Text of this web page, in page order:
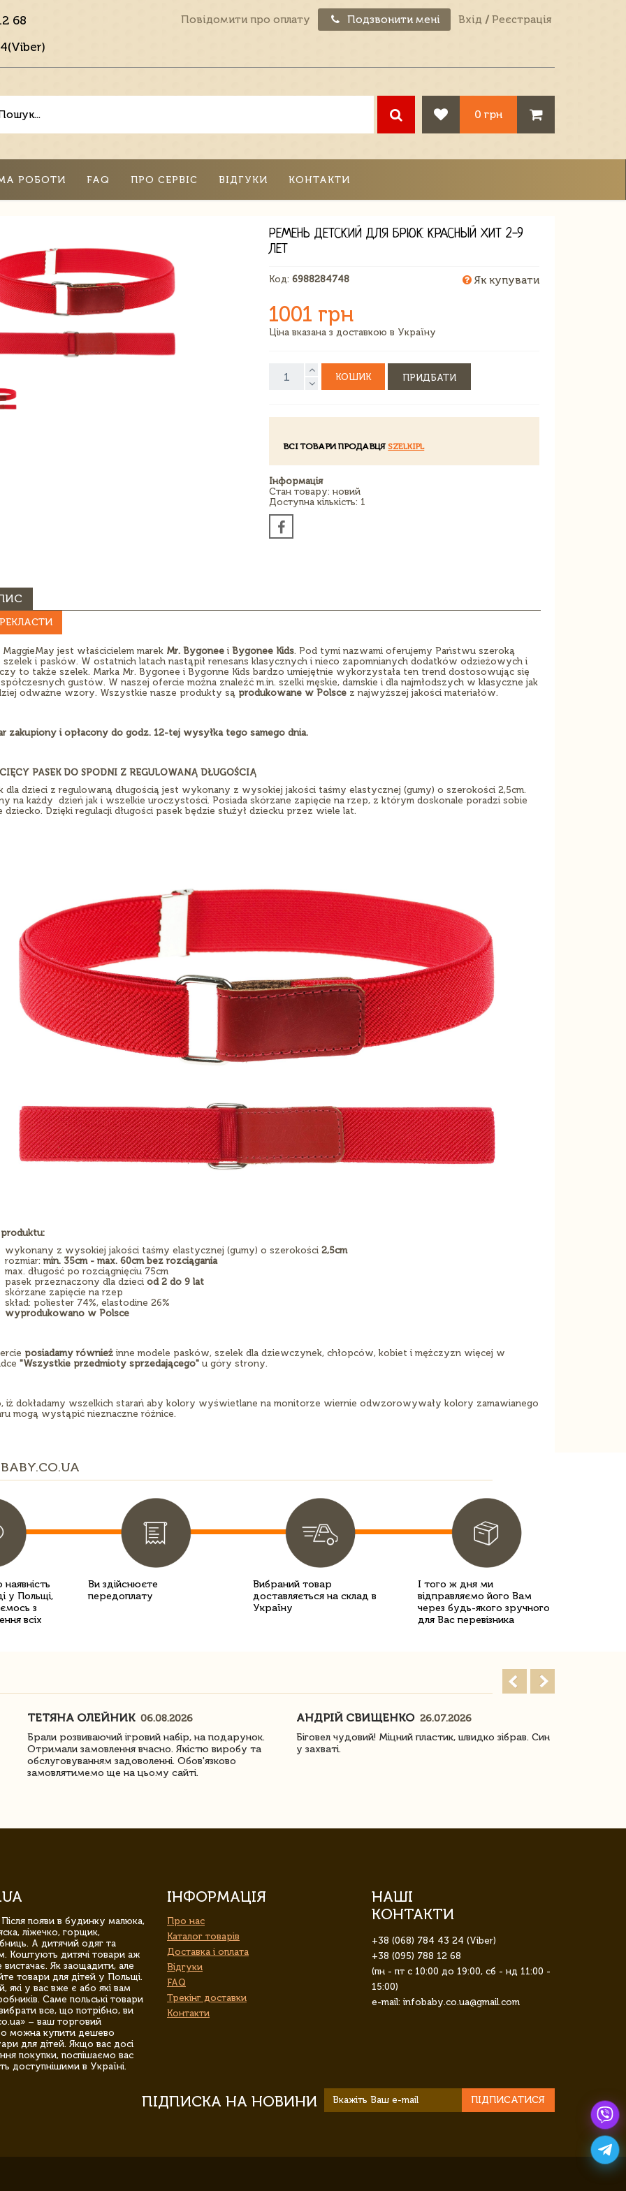
68
Повідомити про оплату Подзвонити мені Вхід / Реєстрація
0 грн
РОБОТИ FAQ ПРО СЕРВІС ВІДГУКИ КОНТАКТИ
РЕМЕНЬ ДЕТСКИЙ ДЛЯ БРЮК КРАСНЫЙ ХИТ 2-9
ЛЕТ
Код:6988284748 Як купувати
1001 грн
Ціна вказана з доставкою в Україну
КОШИК ПРИДБАТИ
ВСІ ТОВАРИ ПРОДАВЦЯSZELKIPL
Інформація
Стан товару: новий
Доступна кількість: 1
MaggieMay jest właścicielem marek Mr. Bygoneei Bygonee Kids. Pod tymi nazwami oferujemy Państwu szeroką
szelek i pasków. W ostatnich latach nastąpił renesans klasycznych i nieco zapomnianych dodatków odzieżowych i
to także szelek. Marka Mr. Bygonee i Bygonne Kids bardzo umiejętnie wykorzystała ten trend dostosowując się
gustów. W naszej ofercie można znaleźć m.in. szelki męskie, damskie i dla najmłodszych w klasyczne jak
odważne wzory. Wszystkie nasze produkty są produkowane w Polscez najwyższej jakości materiałów.
zakupiony i opłacony do godz. 12-tej wysyłka tego samego dnia.
PASEK DO SPODNI Z REGULOWANĄ DŁUGOŚCIĄ
dla dzieci z regulowaną długością jest wykonany z wysokiej jakości taśmy elastycznej (gumy) o szerokości 2,5cm.
na każdy dzień jak i wszelkie uroczystości. Posiada skórzane zapięcie na rzep, z którym doskonale poradzi sobie
dziecko. Dzięki regulacji długości pasek będzie służył dziecku przez wiele lat.
wykonany z wysokiej jakości taśmy elastycznej (gumy) o szerokości 2,5cm
rozmiar: min. 35cm - max. 60cm bez rozciągania
max. długość po rozciągnięciu 75cm
pasek przeznaczony dla dzieci od 2 do 9 lat
skórzane zapięcie na rzep
skład: poliester 74%, elastodine 26%
wyprodukowano w Polsce
posiadamy również inne modele pasków, szelek dla dziewczynek, chłopców, kobiet i mężczyzn więcej w
"Wszystkie przedmioty sprzedającego"u góry strony.
iż dokładamy wszelkich starań aby kolory wyświetlane na monitorze wiernie odwzorowywały kolory zamawianego
mogą wystąpić nieznaczne różnice.
у Польщі,
з
всіх
Ви здійснюєте
передоплату
Вибраний товар
доставляється на склад в
Україну
І того ж дня ми
відправляємо його Вам
через будь-якого зручного
для Вас перевізника
ТЕТЯНА ОЛЕЙНИК 06.08.2026
Брали розвиваючий ігровий набір, на подарунок.
Отримали замовлення вчасно. Якістю виробу та
обслуговуванням задоволенні. Обов'язково
замовлятимемо ще на цьому сайті.
АНДРІЙ СВИЩЕНКО 26.07.2026
Біговел чудовий! Міцний пластик, швидко зібрав. Син
у захваті.
появи в будинку малюка,
ліжечко, горщик,
А дитячий одяг та
Коштують дитячі товари аж
Як заощадити, але
товари для дітей у Польщі.
у вас вже є або які вам
Саме польські товари
все, що потрібно, ви
– ваш торговий
можна купити дешево
для дітей. Якщо вас досі
покупки, поспішаємо вас
доступнішими в Україні.
ІНФОРМАЦІЯ
Про нас
Каталог товарів
Доставка і оплата
Відгуки
FAQ
Трекінг доставки
Контакти
НАШІ
КОНТАКТИ
+38 (068) 784 43 24 (Viber)
+38 (095) 788 12 68
(пн - пт с 10:00 до 19:00, сб - нд 11:00 -
15:00)
e-mail: infobaby.co.ua@gmail.com
ПІДПИСКА НА НОВИНИ ПІДПИСАТИСЯ